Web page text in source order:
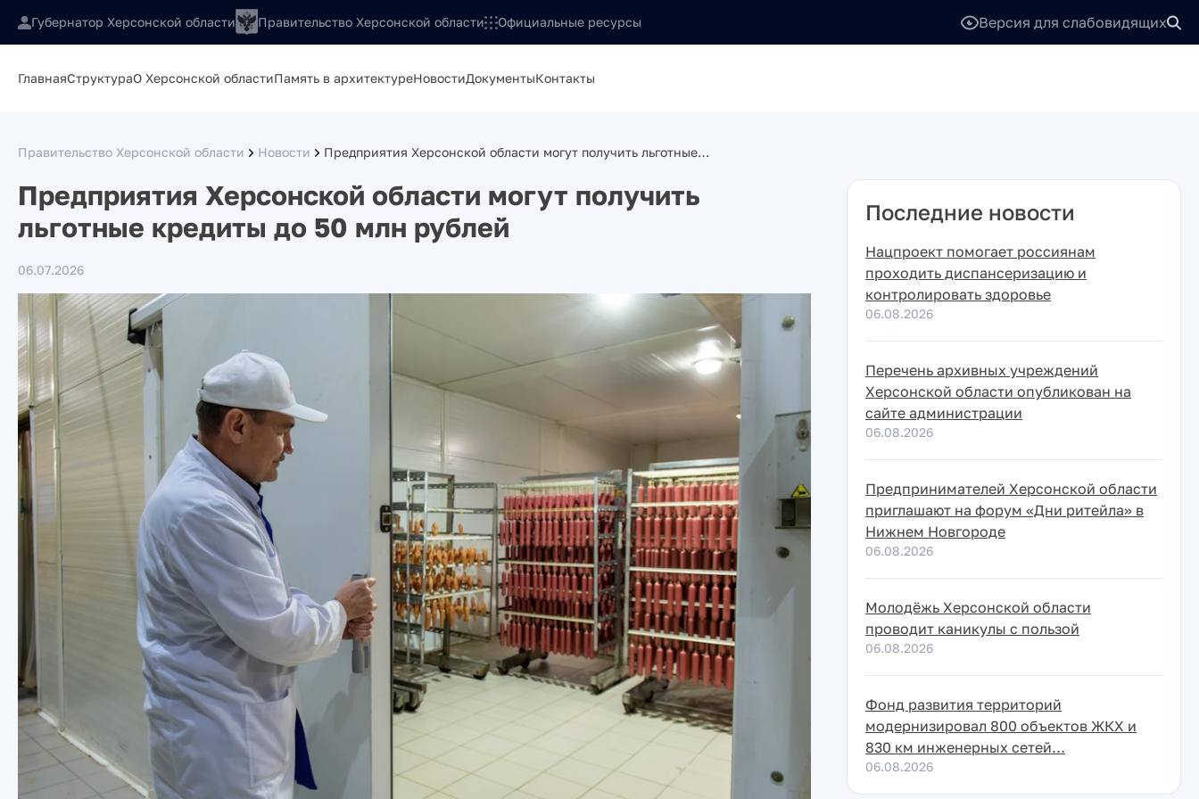
Губернатор Херсонской области Правительство Херсонской области Официальные ресурсы Версия для слабовидящих
ГлавнаяСтруктураО Херсонской областиПамять в архитектуреНовостиДокументыКонтакты
Правительство Херсонской области Новости Предприятия Херсонской области могут получить льготные…
Предприятия Херсонской области могут получить
льготные кредиты до 50 млн рублей
06.07.2026
Последние новости
Нацпроект помогает россиянам
проходить диспансеризацию и
контролировать здоровье
06.08.2026
Перечень архивных учреждений
Херсонской области опубликован на
сайте администрации
06.08.2026
Предпринимателей Херсонской области
приглашают на форум «Дни ритейла» в
Нижнем Новгороде
06.08.2026
Молодёжь Херсонской области
проводит каникулы с пользой
06.08.2026
Фонд развития территорий
модернизировал 800 объектов ЖКХ и
830 км инженерных сетей…
06.08.2026